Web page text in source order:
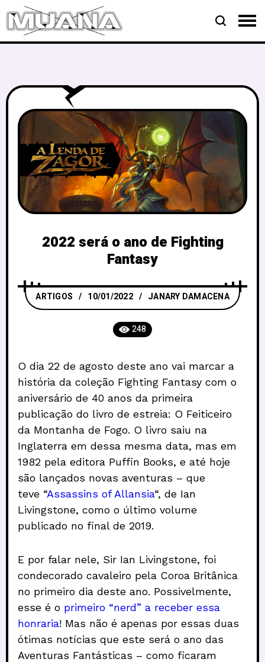
2022 será o ano de Fighting
Fantasy
ARTIGOS 10/01/2022 JANARY DAMACENA
248
O dia 22 de agosto deste ano vai marcar a
história da coleção Fighting Fantasy com o
aniversário de 40 anos da primeira
publicação do livro de estreia: O Feiticeiro
da Montanha de Fogo. O livro saiu na
Inglaterra em dessa mesma data, mas em
1982 pela editora Puffin Books, e até hoje
são lançados novas aventuras – que
teve “Assassins of Allansia“, de Ian
Livingstone, como o último volume
publicado no final de 2019.
E por falar nele, Sir Ian Livingstone, foi
condecorado cavaleiro pela Coroa Britânica
no primeiro dia deste ano. Possivelmente,
esse é o primeiro “nerd” a receber essa
honraria! Mas não é apenas por essas duas
ótimas notícias que este será o ano das
Aventuras Fantásticas – como ficaram